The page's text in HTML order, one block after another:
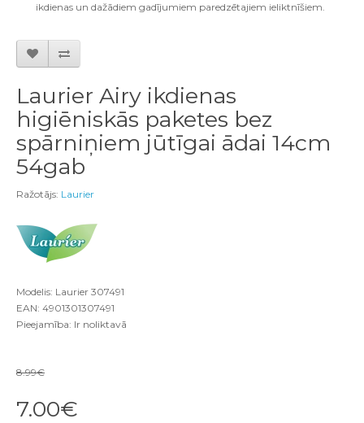
ikdienas un dažādiem gadījumiem paredzētajiem ieliktnīšiem.
Laurier Airy ikdienas
higiēniskās paketes bez
spārniņiem jūtīgai ādai 14cm
54gab
Ražotājs: Laurier
Modelis: Laurier 307491
EAN: 4901301307491
Pieejamība: Ir noliktavā
8.99€
7.00€